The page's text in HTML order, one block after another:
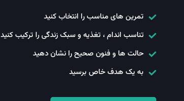
تمرین های مناسب را انتخاب کنید
تناسب اندام ، تغذیه و سبک زندگی را ترکیب کنید
حالت ها و فنون صحیح را نشان دهید
به یک هدف خاص برسید